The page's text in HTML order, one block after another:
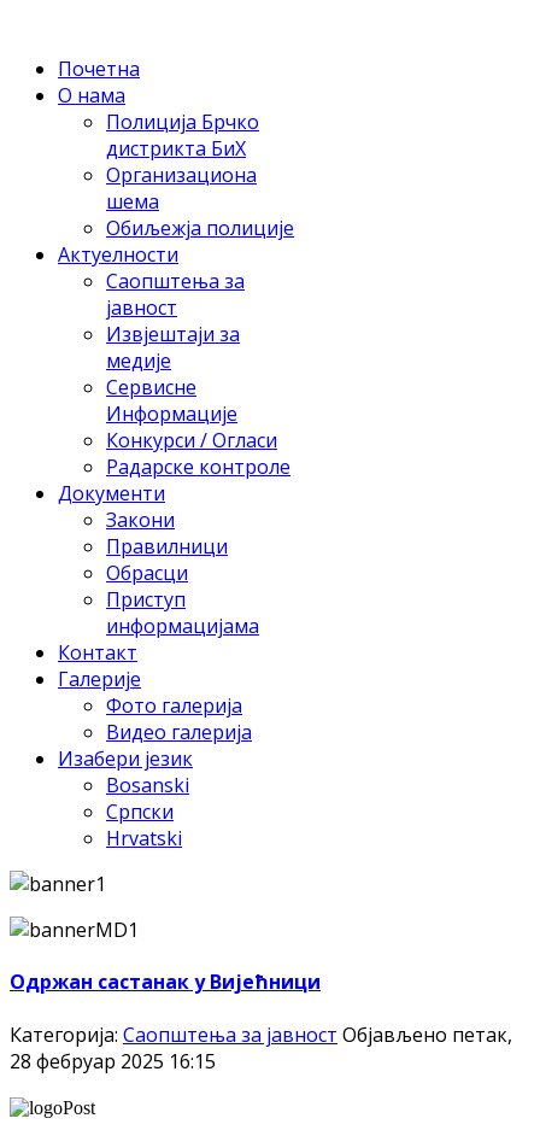
Почетна
О нама
Полиција Брчко
дистрикта БиХ
Организациона
шема
Обиљежја полиције
Актуелности
Саопштења за
јавност
Извјештаји за
медије
Сервисне
Информације
Конкурси / Огласи
Радарске контроле
Документи
Закони
Правилници
Обрасци
Приступ
информацијама
Контакт
Галерије
Фото галерија
Видео галерија
Изабери језик
Bosanski
Српски
Hrvatski
Oдржан састанак у Вијећници
Категорија: Саопштења за јавност Објављено петак,
28 фебруар 2025 16:15